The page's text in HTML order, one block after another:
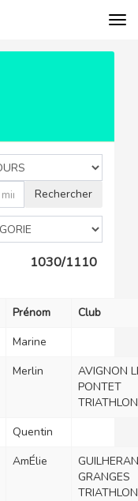
1030/1110
Prénom
Club
Marine
Merlin
AVIGNON
PONTET
TRIATHLON
Quentin
AmÉlie
GRANGES
TRIATHLON